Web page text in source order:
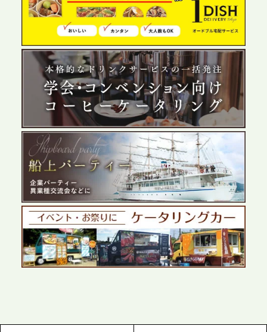
プレスリリースのご案内｜夏の社内親睦が、配属後
の離職防止に。オフィスや会議室で縁日気分を味わ
う「お祭りケータリング」の提供を開始
2026.5.29
プレスリリースのご案内｜ケータリングのセカンド
テーブル、群馬前橋支社を設立。再開発やオフィス
展開が進む前橋エリアの企業ニーズに応え、高品質
なサービスで各種イベント・懇親会をサポート
2026.5.27
プレスリリースのご案内｜ケータリングのセカンド
テーブル、千葉本社を新設。幕張・舞浜の大型イベ
ントから主要都市の社内懇親会まで、現地拠点を活
かしたスムーズな対応を展開
2026.5.22